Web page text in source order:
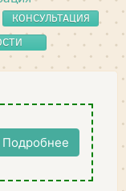
КОНСУЛЬТАЦИЯ
Подробнее